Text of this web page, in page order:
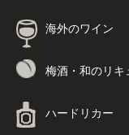
海外のワイン
梅酒・和のリキ
ハードリカー